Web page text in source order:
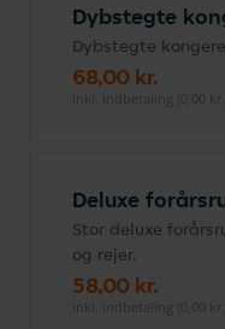
Dybstegte
Dybstegte
68,00 kr.
inkl. indbetaling (0,00 kr.)
Deluxe
Stor deluxe
og rejer.
58,00 kr.
inkl. indbetaling (0,00 kr.)